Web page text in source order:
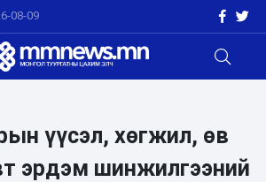
08-09
үүсэл, хөгжил, өв
эрдэм шинжилгээний